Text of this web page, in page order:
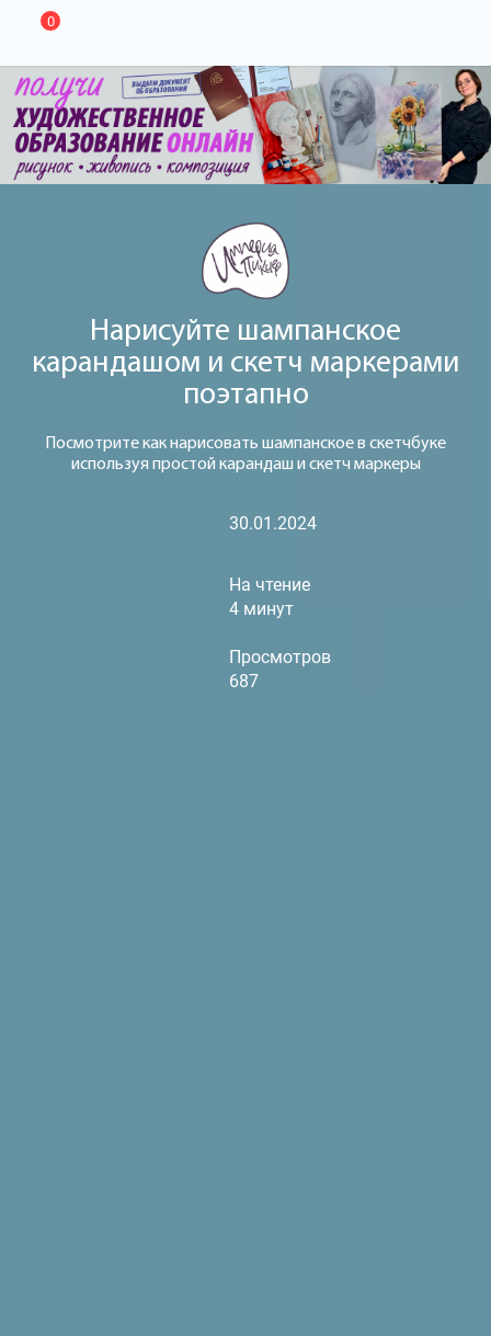
0
Нарисуйте шампанское
карандашом и скетч маркерами
поэтапно
Посмотрите как нарисовать шампанское в скетчбуке
используя простой карандаш и скетч маркеры
30.01.2024
На чтение
4 минут
Просмотров
687